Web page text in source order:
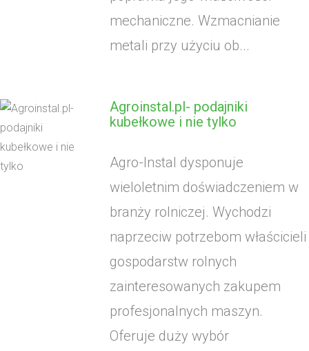
mechaniczne. Wzmacnianie
metali przy użyciu ob...
Agroinstal.pl- podajniki
kubełkowe i nie tylko
Agro-Instal dysponuje
wieloletnim doświadczeniem w
branży rolniczej. Wychodzi
naprzeciw potrzebom właścicieli
gospodarstw rolnych
zainteresowanych zakupem
profesjonalnych maszyn.
Oferuje duży wybór